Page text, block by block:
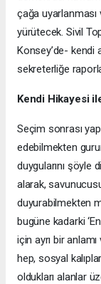
çağa uyarlanması
yürütecek. Sivil
Konsey’de- kendi
sekreterliğe
Kendi Hikayesi
Seçim sonrası
edebilmekten
duygularını şöyle
alarak,
duyurabilmekten
bugüne kadarki
için ayrı bir
hep, sosyal
oldukları alanlar